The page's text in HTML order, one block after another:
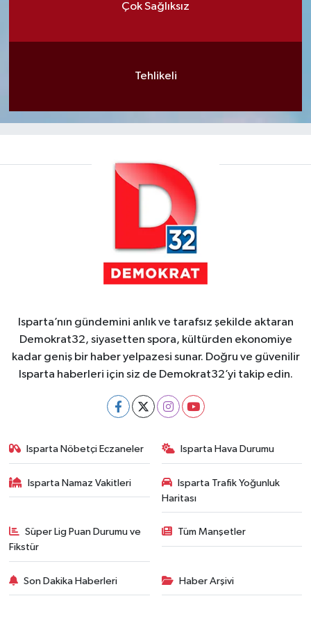
Çok Sağlıksız
Tehlikeli
Isparta’nın gündemini anlık ve tarafsız şekilde aktaran
Demokrat32, siyasetten spora, kültürden ekonomiye
kadar geniş bir haber yelpazesi sunar. Doğru ve güvenilir
Isparta haberleri için siz de Demokrat32’yi takip edin.
Isparta Nöbetçi Eczaneler Isparta Hava Durumu
Isparta Namaz Vakitleri
Isparta Trafik Yoğunluk
Haritası
Süper Lig Puan Durumu ve
Fikstür
Tüm Manşetler
Son Dakika Haberleri Haber Arşivi